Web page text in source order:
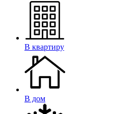
В квартиру
В дом